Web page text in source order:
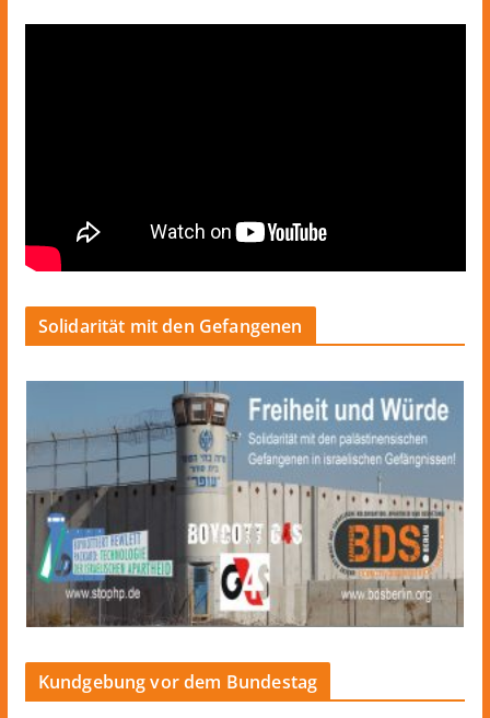
Solidarität mit den Gefangenen
Kundgebung vor dem Bundestag